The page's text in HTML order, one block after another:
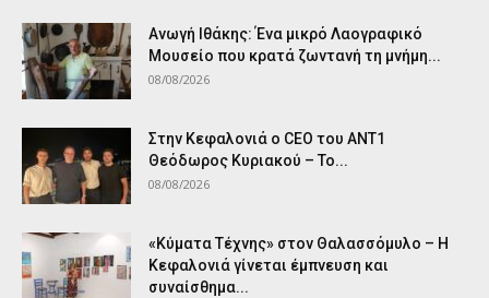
Ανωγή Ιθάκης: Ένα μικρό Λαογραφικό
Μουσείο που κρατά ζωντανή τη μνήμη...
08/08/2026
Στην Κεφαλονιά ο CEO του ANT1
Θεόδωρος Κυριακού – Το...
08/08/2026
«Κύματα Τέχνης» στον Θαλασσόμυλο – Η
Κεφαλονιά γίνεται έμπνευση και
συναίσθημα...